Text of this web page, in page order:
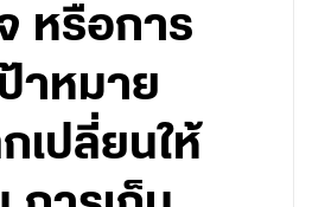
หรือการ
าหมาย
เปลี่ยน​ให้